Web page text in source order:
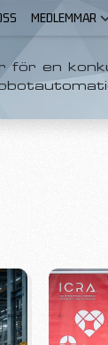
MEDLEMMAR
för en